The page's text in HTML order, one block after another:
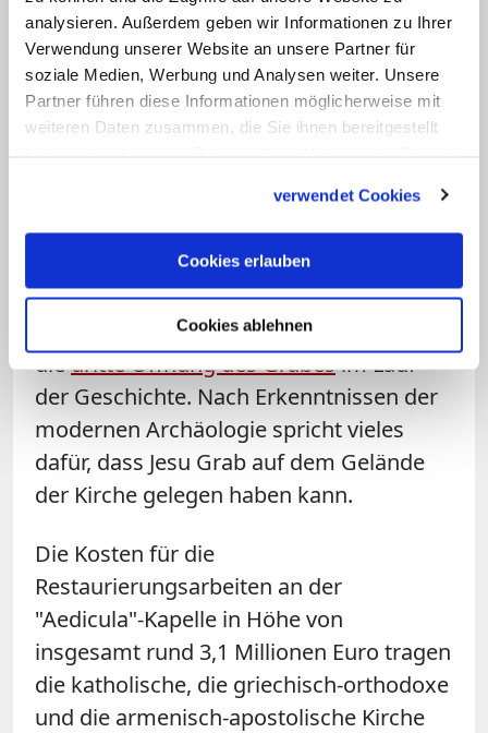
analysieren. Außerdem geben wir Informationen zu Ihrer
Verwendung unserer Website an unsere Partner für
soziale Medien, Werbung und Analysen weiter. Unsere
Partner führen diese Informationen möglicherweise mit
weiteren Daten zusammen, die Sie ihnen bereitgestellt
verwendet Cookies
Cookies erlauben
Cookies ablehnen
wurden geleitet von Antonia Moropoulou
von der Technischen Universität Athen.
Forscher öffneten das Grab Jesu
Marmorplatte über dem Grab für 60
Stunden entfernt, um die ursprüngliche
Felsoberfläche begutachten zu können,
auf die Jesu Leichnam der Überlieferung
nach abgelegt worden war. Es war erst
diedritte Öffnung des Grabesim Lauf
der Geschichte. Nach Erkenntnissen der
modernen Archäologie spricht vieles
dafür, dass Jesu Grab auf dem Gelände
der Kirche gelegen haben kann.
Die Kosten für die
Restaurierungsarbeiten an der
"Aedicula"-Kapelle in Höhe von
insgesamt rund 3,1 Millionen Euro tragen
die katholische, die griechisch-orthodoxe
und die armenisch-apostolische Kirche